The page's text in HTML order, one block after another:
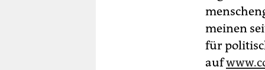
meinen
für
auf